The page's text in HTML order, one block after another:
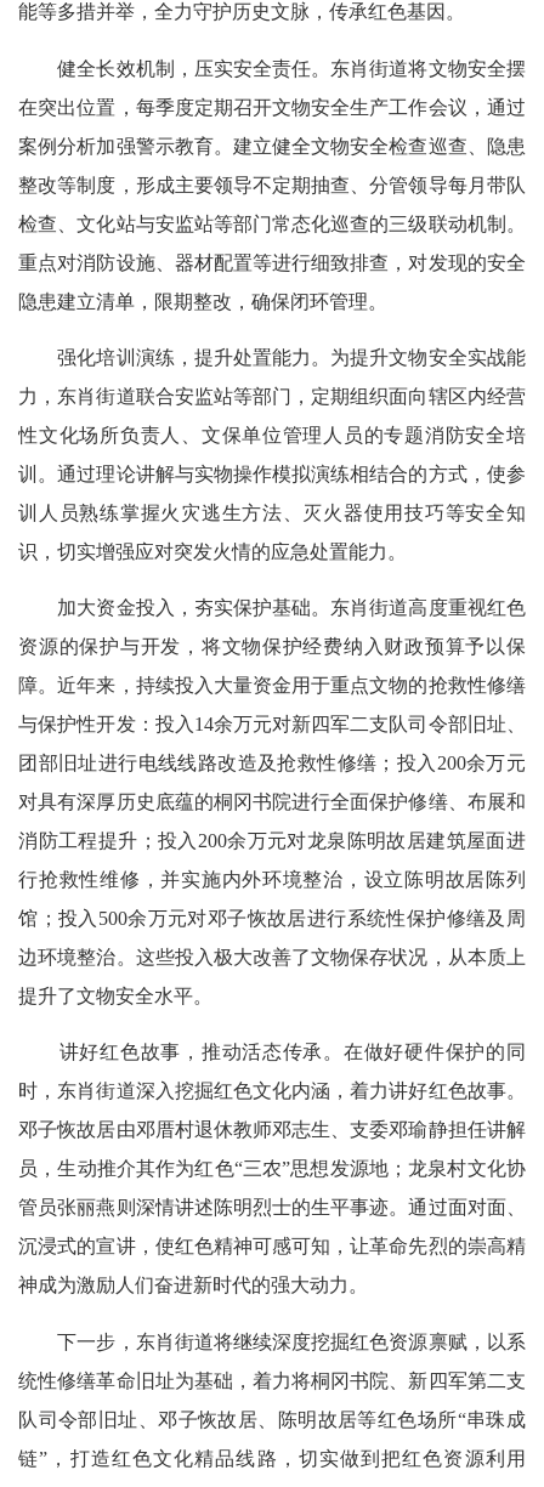
能等多措并举，全力守护历史文脉，传承红色基因。
健全长效机制，压实安全责任。东肖街道将文物安全摆
在突出位置，每季度定期召开文物安全生产工作会议，通过
案例分析加强警示教育。建立健全文物安全检查巡查、隐患
整改等制度，形成主要领导不定期抽查、分管领导每月带队
检查、文化站与安监站等部门常态化巡查的三级联动机制。
重点对消防设施、器材配置等进行细致排查，对发现的安全
隐患建立清单，限期整改，确保闭环管理。
强化培训演练，提升处置能力。为提升文物安全实战能
力，东肖街道联合安监站等部门，定期组织面向辖区内经营
性文化场所负责人、文保单位管理人员的专题消防安全培
训。通过理论讲解与实物操作模拟演练相结合的方式，使参
训人员熟练掌握火灾逃生方法、灭火器使用技巧等安全知
识，切实增强应对突发火情的应急处置能力。
加大资金投入，夯实保护基础。东肖街道高度重视红色
资源的保护与开发，将文物保护经费纳入财政预算予以保
障。近年来，持续投入大量资金用于重点文物的抢救性修缮
与保护性开发：投入14余万元对新四军二支队司令部旧址、
团部旧址进行电线线路改造及抢救性修缮；投入200余万元
对具有深厚历史底蕴的桐冈书院进行全面保护修缮、布展和
消防工程提升；投入200余万元对龙泉陈明故居建筑屋面进
行抢救性维修，并实施内外环境整治，设立陈明故居陈列
馆；投入500余万元对邓子恢故居进行系统性保护修缮及周
边环境整治。这些投入极大改善了文物保存状况，从本质上
提升了文物安全水平。
讲好红色故事，推动活态传承。在做好硬件保护的同
时，东肖街道深入挖掘红色文化内涵，着力讲好红色故事。
邓子恢故居由邓厝村退休教师邓志生、支委邓瑜静担任讲解
员，生动推介其作为红色“三农”思想发源地；龙泉村文化协
管员张丽燕则深情讲述陈明烈士的生平事迹。通过面对面、
沉浸式的宣讲，使红色精神可感可知，让革命先烈的崇高精
神成为激励人们奋进新时代的强大动力。
下一步，东肖街道将继续深度挖掘红色资源禀赋，以系
统性修缮革命旧址为基础，着力将桐冈书院、新四军第二支
队司令部旧址、邓子恢故居、陈明故居等红色场所“串珠成
链”，打造红色文化精品线路，切实做到把红色资源利用